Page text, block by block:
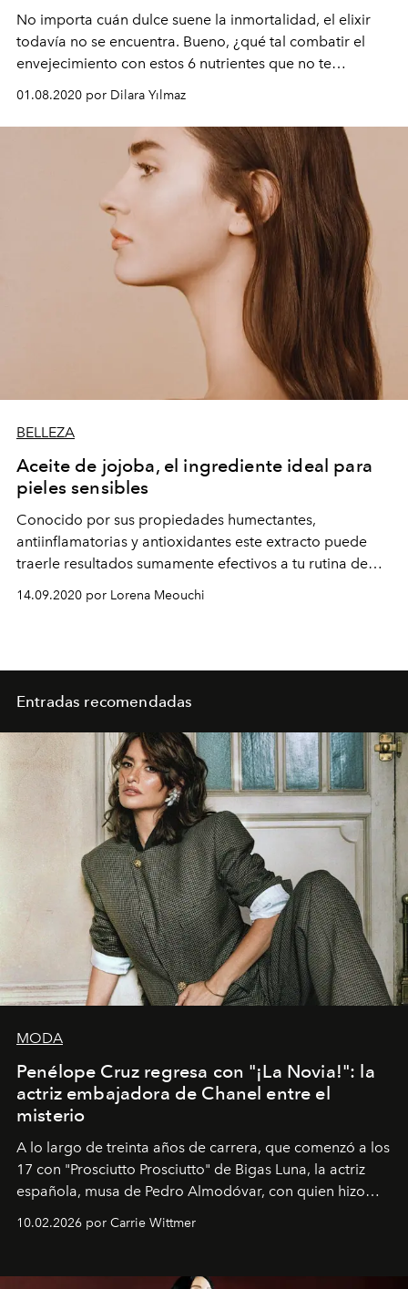
No importa cuán dulce suene la inmortalidad, el elixir
todavía no se encuentra. Bueno, ¿qué tal combatir el
envejecimiento con estos 6 nutrientes que no te
perderás en tu cocina?
01.08.2020 por Dilara Yılmaz
BELLEZA
Aceite de jojoba, el ingrediente ideal para
pieles sensibles
Conocido por sus propiedades humectantes,
antiinflamatorias y antioxidantes este extracto puede
traerle resultados sumamente efectivos a tu rutina de
14.09.2020 por Lorena Meouchi
Entradas recomendadas
MODA
Penélope Cruz regresa con "¡La Novia!": la
actriz embajadora de Chanel entre el
misterio
A lo largo de treinta años de carrera, que comenzó a los
17 con "Prosciutto Prosciutto" de Bigas Luna, la actriz
española, musa de Pedro Almodóvar, con quien hizo
Barcelona", ha dividido su tiempo entre Europa y
dirigida por Maggie Gyllenhaal.
10.02.2026 por Carrie Wittmer